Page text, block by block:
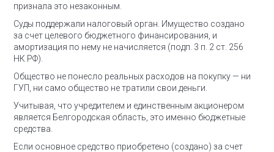
признала это незаконным.
Суды поддержали налоговый орган. Имущество создано
за счет целевого бюджетного финансирования, и
амортизация по нему не начисляется (подп. 3 п. 2 ст. 256
НК РФ).
Общество не понесло реальных расходов на покупку — ни
ГУП, ни само общество не тратили свои деньги.
Учитывая, что учредителем и единственным акционером
является Белгородская область, это именно бюджетные
средства.
Если основное средство приобретено (создано) за счет